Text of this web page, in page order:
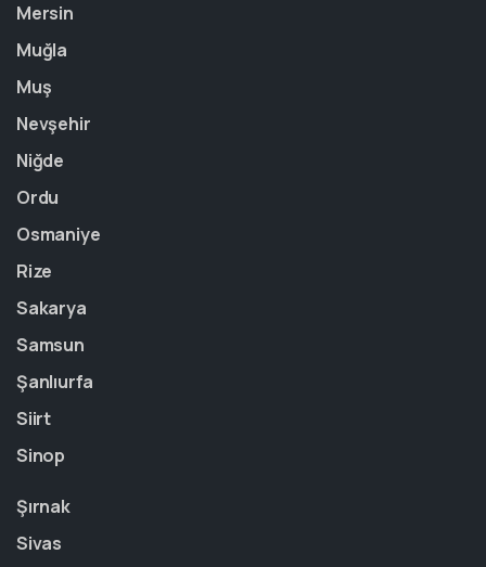
Mersin
Muğla
Muş
Nevşehir
Niğde
Ordu
Osmaniye
Rize
Sakarya
Samsun
Şanlıurfa
Siirt
Sinop
Şırnak
Sivas